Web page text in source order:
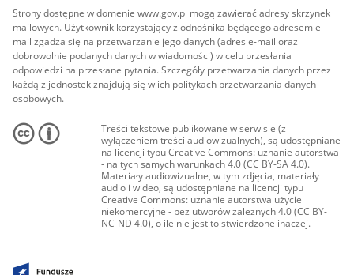
Strony dostępne w domenie www.gov.pl mogą zawierać adresy skrzynek
mailowych. Użytkownik korzystający z odnośnika będącego adresem e-
mail zgadza się na przetwarzanie jego danych (adres e-mail oraz
dobrowolnie podanych danych w wiadomości) w celu przesłania
odpowiedzi na przesłane pytania. Szczegóły przetwarzania danych przez
każdą z jednostek znajdują się w ich politykach przetwarzania danych
osobowych.
Treści tekstowe publikowane w serwisie (z
wyłączeniem treści audiowizualnych), są udostępniane
na licencji typu Creative Commons: uznanie autorstwa
- na tych samych warunkach 4.0 (CC BY-SA 4.0).
Materiały audiowizualne, w tym zdjęcia, materiały
audio i wideo, są udostępniane na licencji typu
Creative Commons: uznanie autorstwa użycie
niekomercyjne - bez utworów zależnych 4.0 (CC BY-
NC-ND 4.0), o ile nie jest to stwierdzone inaczej.